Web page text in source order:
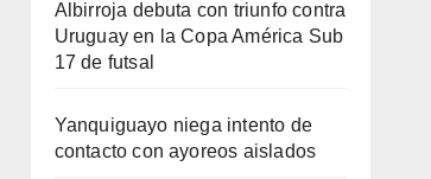
Albirroja debuta con triunfo contra
Uruguay en la Copa América Sub
17 de futsal
Yanquiguayo niega intento de
contacto con ayoreos aislados